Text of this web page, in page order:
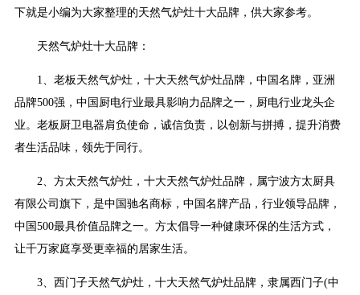
下就是小编为大家整理的天然气炉灶十大品牌，供大家参考。
天然气炉灶十大品牌：
1、老板天然气炉灶，十大天然气炉灶品牌，中国名牌，亚洲
品牌500强，中国厨电行业最具影响力品牌之一，厨电行业龙头企
业。老板厨卫电器肩负使命，诚信负责，以创新与拼搏，提升消费
者生活品味，领先于同行。
2、方太天然气炉灶，十大天然气炉灶品牌，属宁波方太厨具
有限公司旗下，是中国驰名商标，中国名牌产品，行业领导品牌，
中国500最具价值品牌之一。方太倡导一种健康环保的生活方式，
让千万家庭享受更幸福的居家生活。
3、西门子天然气炉灶，十大天然气炉灶品牌，隶属西门子(中